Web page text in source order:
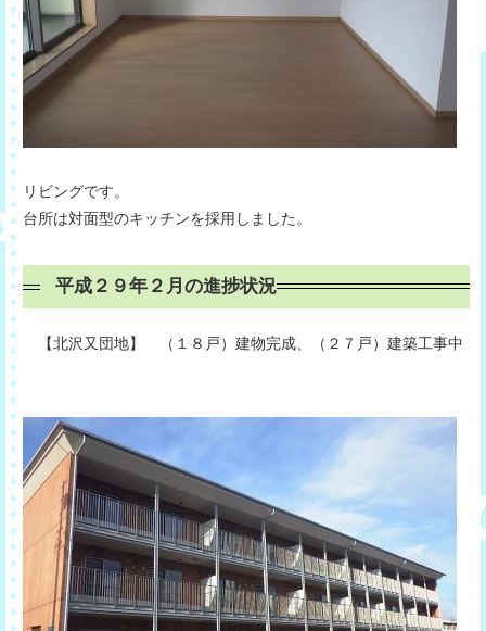
リビングです。
台所は対面型のキッチンを採用しました。
平成２９年２月の進捗状況
【北沢又団地】 （１８戸）建物完成、（２７戸）建築工事中